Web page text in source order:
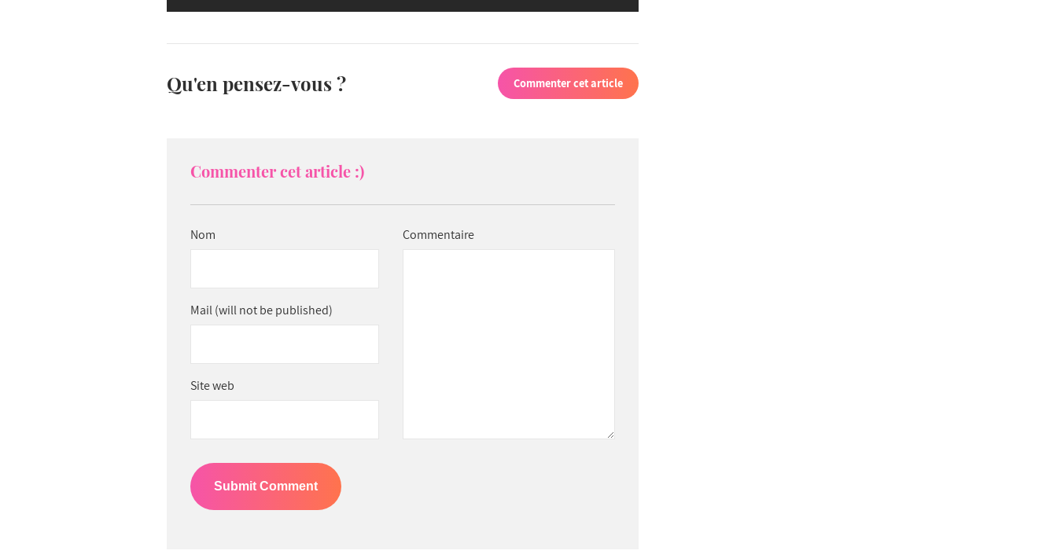
Qu'en pensez-vous ? Commenter cet article
Commenter cet article :)
Nom
Mail (will not be published)
Site web
Commentaire